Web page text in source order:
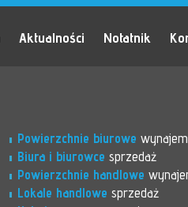
Aktualności Notatnik
Powierzchnie biurowe wynajem
Biura i biurowce sprzedaż
Powierzchnie handlowe
Lokale handlowe sprzedaż